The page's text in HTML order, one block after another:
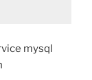
mysql